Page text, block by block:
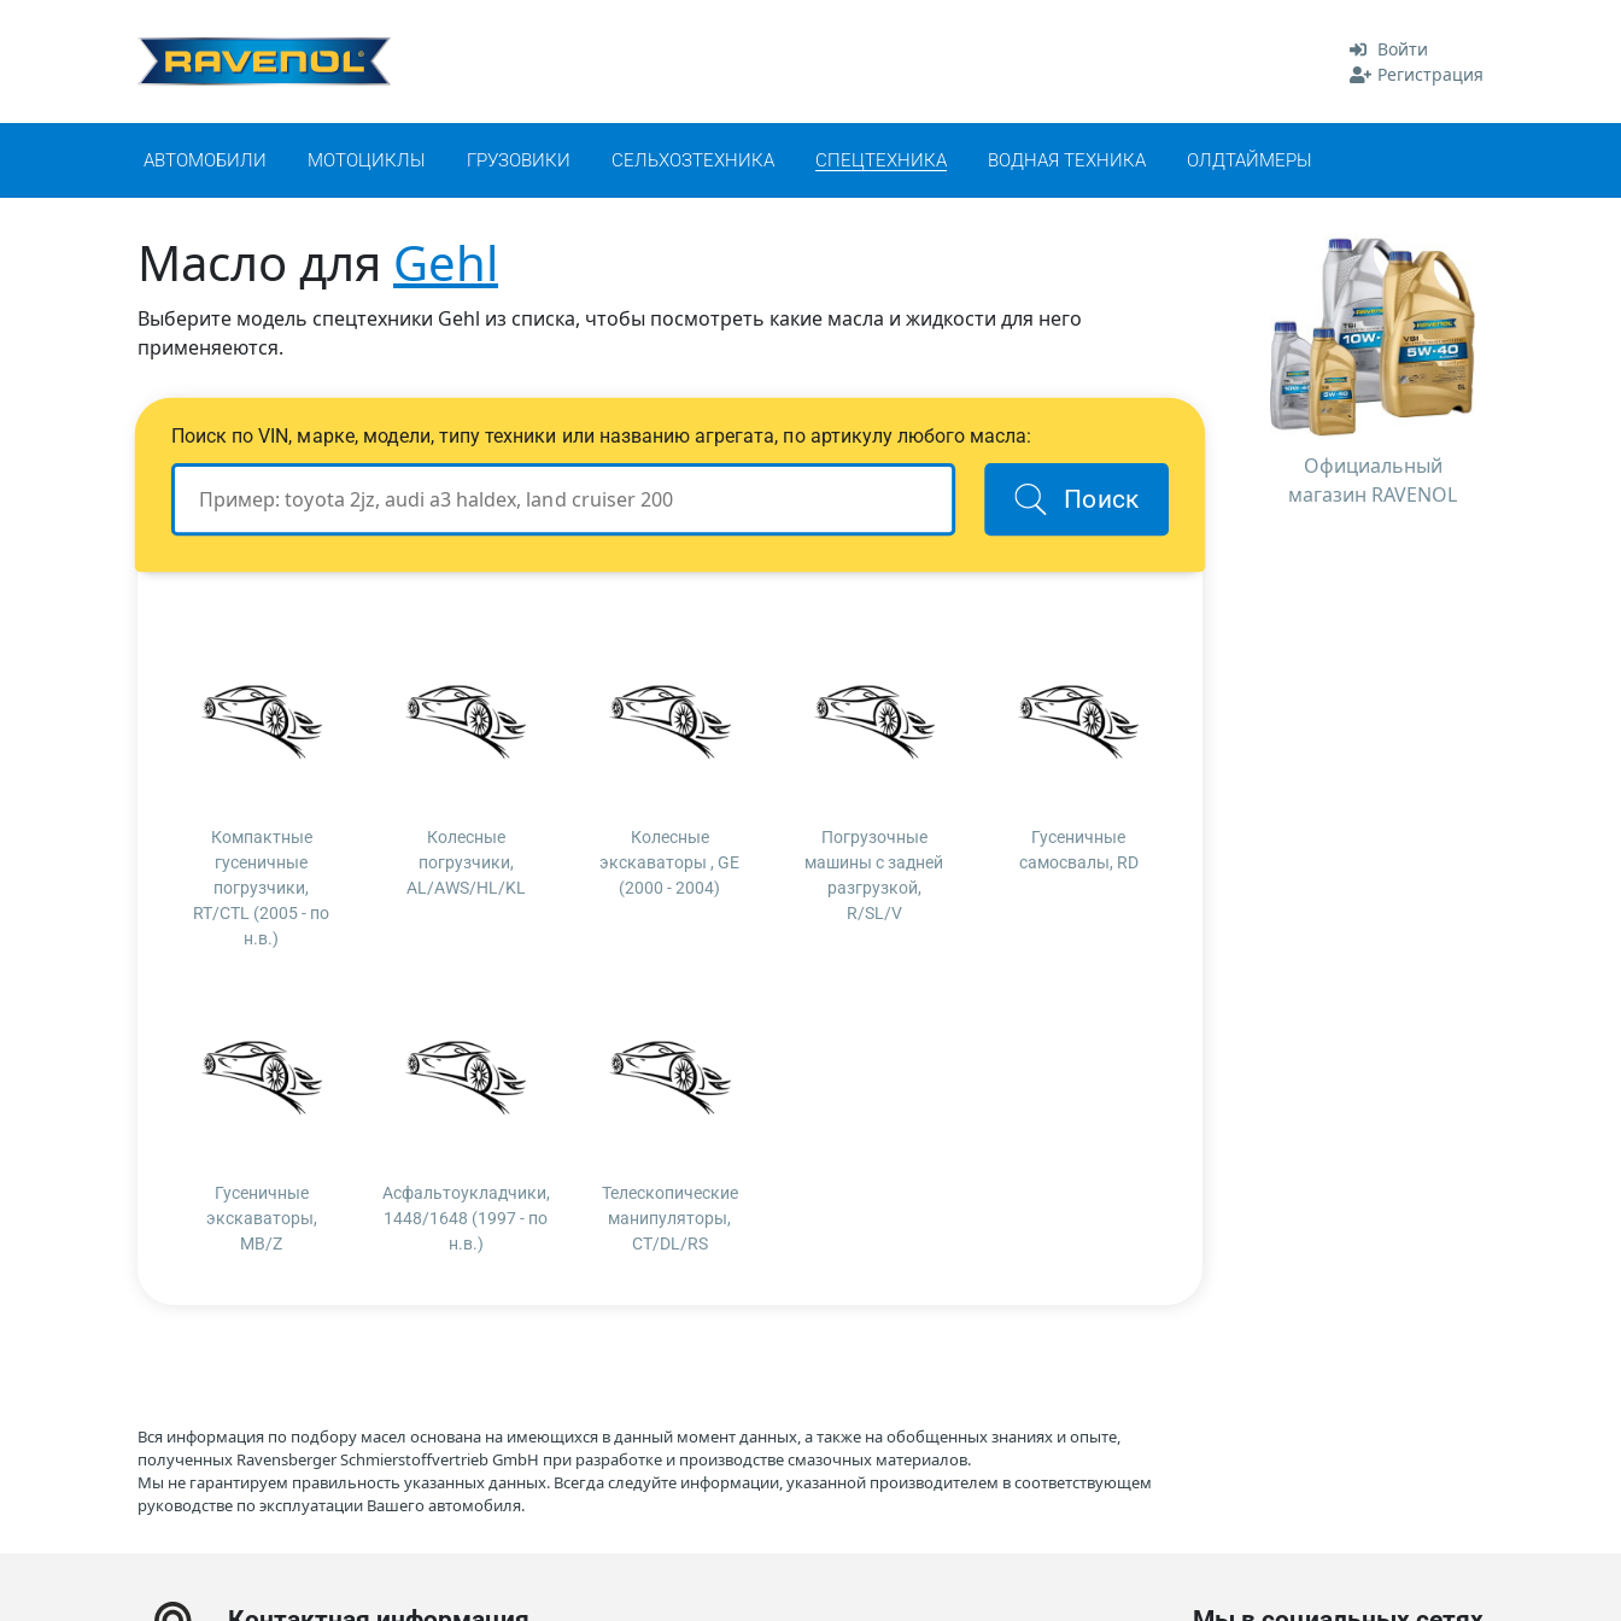
Войти
Регистрация
АВТОМОБИЛИ МОТОЦИКЛЫ ГРУЗОВИКИ СЕЛЬХОЗТЕХНИКА СПЕЦТЕХНИКА ВОДНАЯ ТЕХНИКА ОЛДТАЙМЕРЫ
Масло для Gehl
Выберите модель спецтехники Gehl из списка, чтобы посмотреть какие масла и жидкости для него
применяеются.
Поиск по VIN, марке, модели, типу техники или названию агрегата, по артикулу любого масла:
Поиск
Компактные
гусеничные
погрузчики,
RT/CTL (2005 - по
н.в.)
Колесные
погрузчики,
AL/AWS/HL/KL
Колесные
экскаваторы , GE
(2000 - 2004)
Погрузочные
машины с задней
разгрузкой,
R/SL/V
Гусеничные
самосвалы, RD
Гусеничные
экскаваторы,
MB/Z
Асфальтоукладчики,
1448/1648 (1997 - по
н.в.)
Телескопические
манипуляторы,
CT/DL/RS
Официальный
магазин RAVENOL
Вся информация по подбору масел основана на имеющихся в данный момент данных, а также на обобщенных знаниях и опыте,
полученных Ravensberger Schmierstoffvertrieb GmbH при разработке и производстве смазочных материалов.
Мы не гарантируем правильность указанных данных. Всегда следуйте информации, указанной производителем в соответствующем
руководстве по эксплуатации Вашего автомобиля.